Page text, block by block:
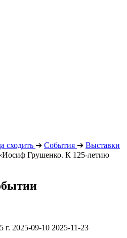
сходить ➔ События ➔ Выставки
Грушенко. К 125-летию
г. 2025-09-10 2025-11-23